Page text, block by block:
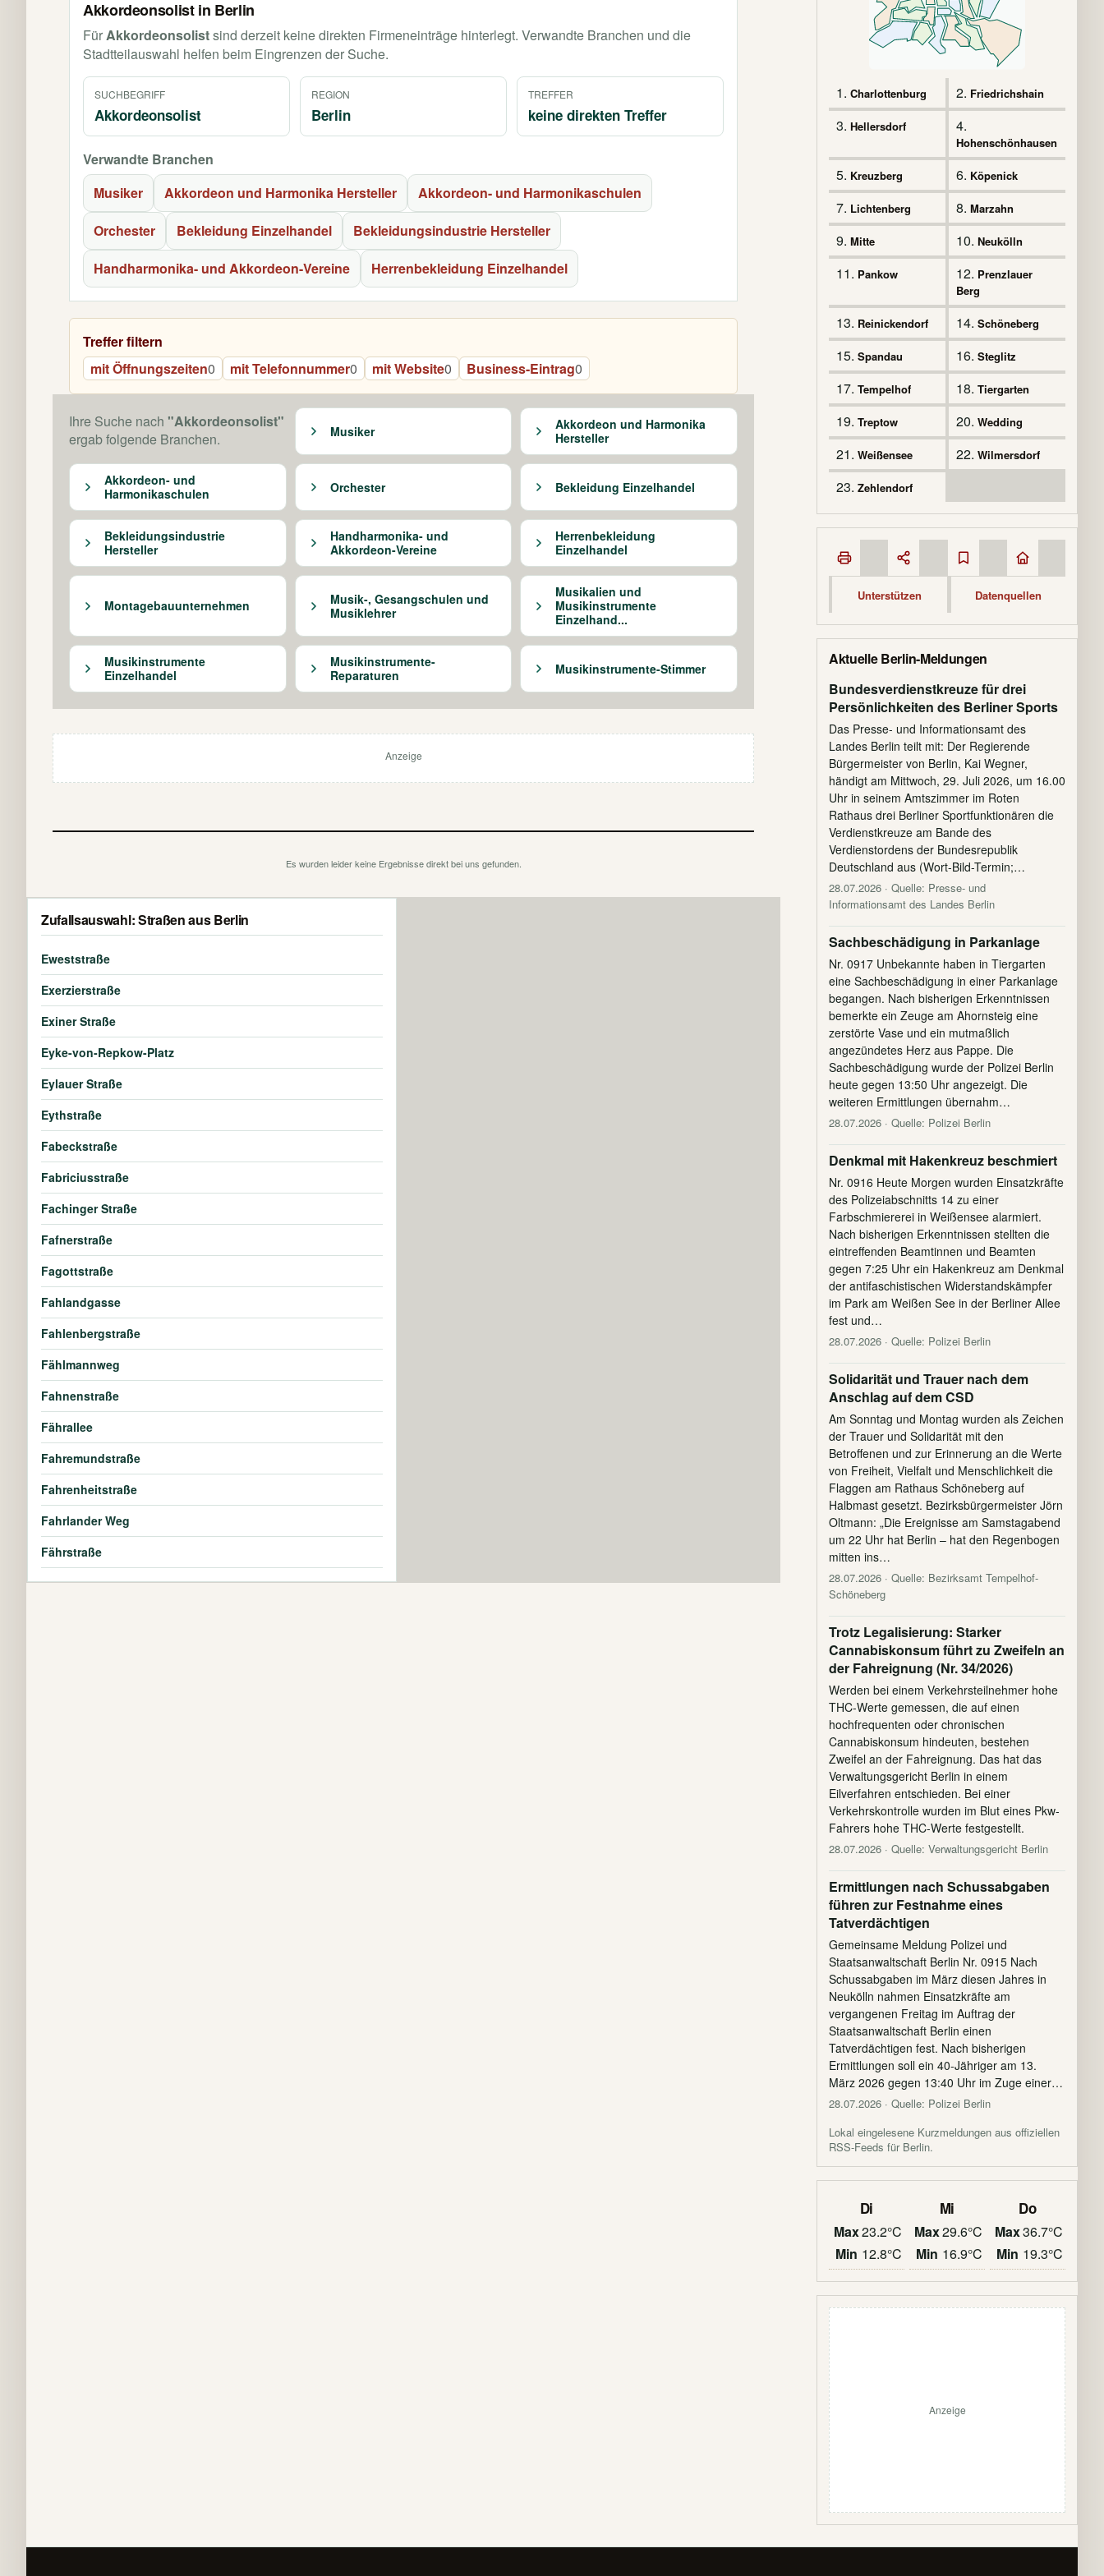
1. Charlottenburg 2. Friedrichshain
3. Hellersdorf 4.
Hohenschönhausen
5. Kreuzberg 6. Köpenick
7. Lichtenberg 8. Marzahn
9. Mitte 10. Neukölln
11. Pankow 12. Prenzlauer
Berg
13. Reinickendorf 14. Schöneberg
15. Spandau 16. Steglitz
17. Tempelhof 18. Tiergarten
19. Treptow 20. Wedding
21. Weißensee 22. Wilmersdorf
23. Zehlendorf
Unterstützen Datenquellen
Aktuelle Berlin-Meldungen
Bundesverdienstkreuze für drei
Persönlichkeiten des Berliner Sports
Das Presse- und Informationsamt des
Landes Berlin teilt mit: Der Regierende
Bürgermeister von Berlin, Kai Wegner,
händigt am Mittwoch, 29. Juli 2026, um 16.00
Uhr in seinem Amtszimmer im Roten
Rathaus drei Berliner Sportfunktionären die
Verdienstkreuze am Bande des
Verdienstordens der Bundesrepublik
Deutschland aus (Wort-Bild-Termin;…
28.07.2026 · Quelle: Presse- und
Informationsamt des Landes Berlin
Sachbeschädigung in Parkanlage
Nr. 0917 Unbekannte haben in Tiergarten
eine Sachbeschädigung in einer Parkanlage
begangen. Nach bisherigen Erkenntnissen
bemerkte ein Zeuge am Ahornsteig eine
zerstörte Vase und ein mutmaßlich
angezündetes Herz aus Pappe. Die
Sachbeschädigung wurde der Polizei Berlin
heute gegen 13:50 Uhr angezeigt. Die
weiteren Ermittlungen übernahm…
28.07.2026 · Quelle: Polizei Berlin
Denkmal mit Hakenkreuz beschmiert
Nr. 0916 Heute Morgen wurden Einsatzkräfte
des Polizeiabschnitts 14 zu einer
Farbschmiererei in Weißensee alarmiert.
Nach bisherigen Erkenntnissen stellten die
eintreffenden Beamtinnen und Beamten
gegen 7:25 Uhr ein Hakenkreuz am Denkmal
der antifaschistischen Widerstandskämpfer
im Park am Weißen See in der Berliner Allee
fest und…
28.07.2026 · Quelle: Polizei Berlin
Solidarität und Trauer nach dem
Anschlag auf dem CSD
Am Sonntag und Montag wurden als Zeichen
der Trauer und Solidarität mit den
Betroffenen und zur Erinnerung an die Werte
von Freiheit, Vielfalt und Menschlichkeit die
Flaggen am Rathaus Schöneberg auf
Halbmast gesetzt. Bezirksbürgermeister Jörn
Oltmann: „Die Ereignisse am Samstagabend
um 22 Uhr hat Berlin – hat den Regenbogen
mitten ins…
28.07.2026 · Quelle: Bezirksamt Tempelhof-
Schöneberg
Trotz Legalisierung: Starker
Cannabiskonsum führt zu Zweifeln an
der Fahreignung (Nr. 34/2026)
Werden bei einem Verkehrsteilnehmer hohe
THC-Werte gemessen, die auf einen
hochfrequenten oder chronischen
Cannabiskonsum hindeuten, bestehen
Zweifel an der Fahreignung. Das hat das
Verwaltungsgericht Berlin in einem
Eilverfahren entschieden. Bei einer
Verkehrskontrolle wurden im Blut eines Pkw-
Fahrers hohe THC-Werte festgestellt.
28.07.2026 · Quelle: Verwaltungsgericht Berlin
Ermittlungen nach Schussabgaben
führen zur Festnahme eines
Tatverdächtigen
Gemeinsame Meldung Polizei und
Staatsanwaltschaft Berlin Nr. 0915 Nach
Schussabgaben im März diesen Jahres in
Neukölln nahmen Einsatzkräfte am
vergangenen Freitag im Auftrag der
Staatsanwaltschaft Berlin einen
Tatverdächtigen fest. Nach bisherigen
Ermittlungen soll ein 40-Jähriger am 13.
März 2026 gegen 13:40 Uhr im Zuge einer…
28.07.2026 · Quelle: Polizei Berlin
Lokal eingelesene Kurzmeldungen aus offiziellen
RSS-Feeds für Berlin.
Di
Max23.2°C
Min 12.8°C
Mi
Max29.6°C
Min 16.9°C
Do
Max36.7°C
Min 19.3°C
Anzeige
Akkordeonsolist in Berlin
FürAkkordeonsolistsind derzeit keine direkten Firmeneinträge hinterlegt. Verwandte Branchen und die
Stadtteilauswahl helfen beim Eingrenzen der Suche.
SUCHBEGRIFF
Akkordeonsolist
REGION
Berlin
TREFFER
keine direkten Treffer
Verwandte Branchen
Musiker
Akkordeon und Harmonika Hersteller
Akkordeon- und Harmonikaschulen
Orchester
Bekleidung Einzelhandel
Bekleidungsindustrie Hersteller
Handharmonika- und Akkordeon-Vereine
Herrenbekleidung Einzelhandel
Treffer filtern
mit Öffnungszeiten0 mit Telefonnummer0 mit Website0 Business-Eintrag0
Ihre Suche nach "Akkordeonsolist"
ergab folgende Branchen.
Musiker
Akkordeon und Harmonika
Hersteller
Akkordeon- und
Harmonikaschulen
Orchester Bekleidung Einzelhandel
Bekleidungsindustrie
Hersteller
Handharmonika- und
Akkordeon-Vereine
Herrenbekleidung
Einzelhandel
Montagebauunternehmen
Musik-, Gesangschulen und
Musiklehrer
Musikalien und
Musikinstrumente
Einzelhand...
Musikinstrumente
Einzelhandel
Musikinstrumente-
Reparaturen
Musikinstrumente-Stimmer
Anzeige
Es wurden leider keine Ergebnisse direkt bei uns gefunden.
Zufallsauswahl: Straßen aus Berlin
Eweststraße
Exerzierstraße
Exiner Straße
Eyke-von-Repkow-Platz
Eylauer Straße
Eythstraße
Fabeckstraße
Fabriciusstraße
Fachinger Straße
Fafnerstraße
Fagottstraße
Fahlandgasse
Fahlenbergstraße
Fählmannweg
Fahnenstraße
Fährallee
Fahremundstraße
Fahrenheitstraße
Fahrlander Weg
Fährstraße